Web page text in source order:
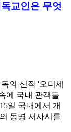
교인은 무엇
의 신작 '오디세
에 국내 관객들
일 국내에서 개
동명 서사시를